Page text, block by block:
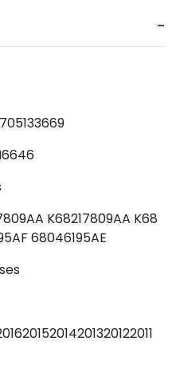
K68217809AA K68
68046195AE
20152014201320122011